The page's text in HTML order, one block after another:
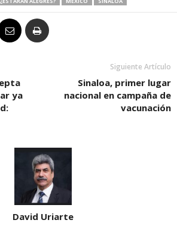
ya
Siguiente Artículo
Sinaloa, primer lugar
nacional en campaña de
vacunación
David Uriarte